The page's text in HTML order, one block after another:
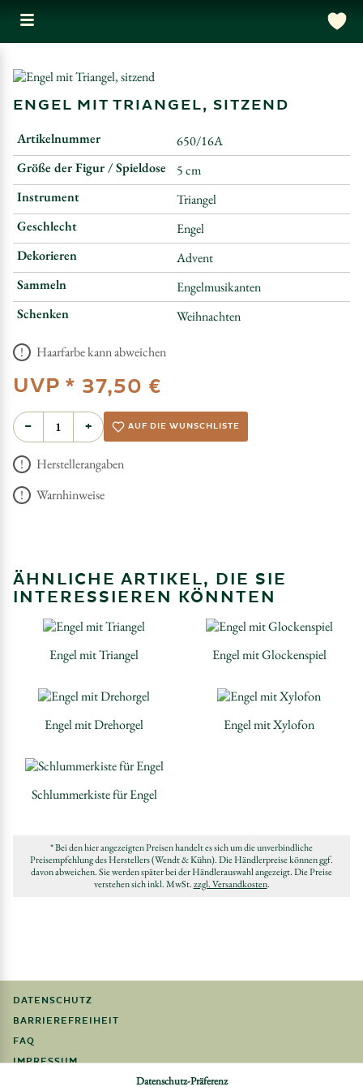
ENGEL MIT TRIANGEL, SITZEND
Artikelnummer
650/16A
Größe der Figur / Spieldose
5 cm
Instrument
Triangel
Geschlecht
Engel
Dekorieren
Advent
Sammeln
Engelmusikanten
Schenken
Weihnachten
Haarfarbe kann abweichen
UVP * 37,50 €
− + AUF DIE WUNSCHLISTE
Herstellerangaben
Warnhinweise
ÄHNLICHE ARTIKEL, DIE SIE
INTERESSIEREN KÖNNTEN
Engel mit Triangel Engel mit Glockenspiel
Engel mit Drehorgel Engel mit Xylofon
Schlummerkiste für Engel
* Bei den hier angezeigten Preisen handelt es sich um die unverbindliche
Preisempfehlung des Herstellers (Wendt & Kühn). Die Händlerpreise können ggf.
davon abweichen. Sie werden später bei der Händlerauswahl angezeigt. Die Preise
verstehen sich inkl. MwSt.zzgl. Versandkosten.
DATENSCHUTZ
BARRIEREFREIHEIT
FAQ
IMPRESSUM
Datenschutz-Präferenz